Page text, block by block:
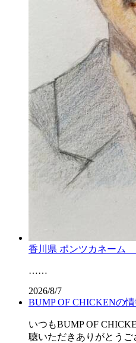
香川県 ポンツカネーム
……
2026/8/7
BUMP OF CHICKENの
いつもBUMP OF
聴いただきありがとう